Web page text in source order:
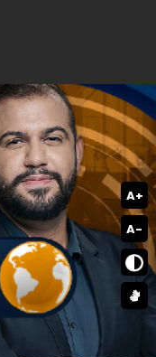
A+
A-